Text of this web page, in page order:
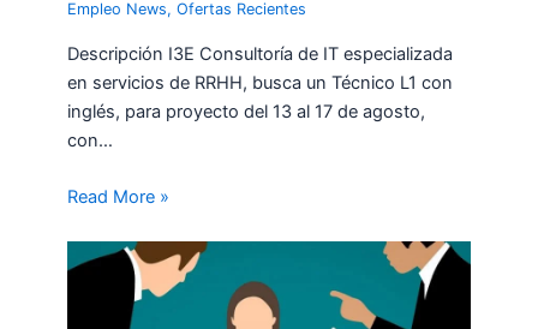
Empleo News,Ofertas Recientes
Descripción I3E Consultoría de IT especializada
en servicios de RRHH, busca un Técnico L1 con
inglés, para proyecto del 13 al 17 de agosto,
con…
Read More »